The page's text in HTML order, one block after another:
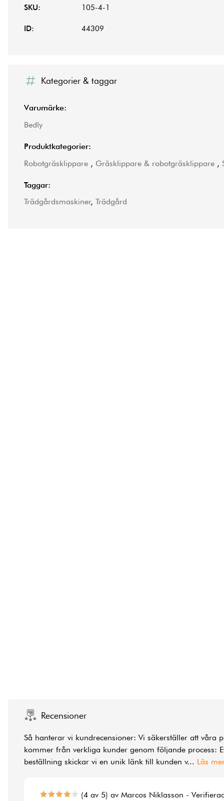
SKU: 105-4-1
ID: 44309
Kategorier & taggar
Varumärke:
Bedly
Produktkategorier:
Robotgräsklippare , Gräsklippare & robotgräsklippare ,
Taggar:
Trädgårdsmaskiner, Trädgård
Recensioner
Så hanterar vi kundrecensioner: Vi säkerställer att våra
kommer från verkliga kunder genom följande process:
beställning skickar vi en unik länk till kunden v... Läs
(4 av 5) av Marcos Niklasson -